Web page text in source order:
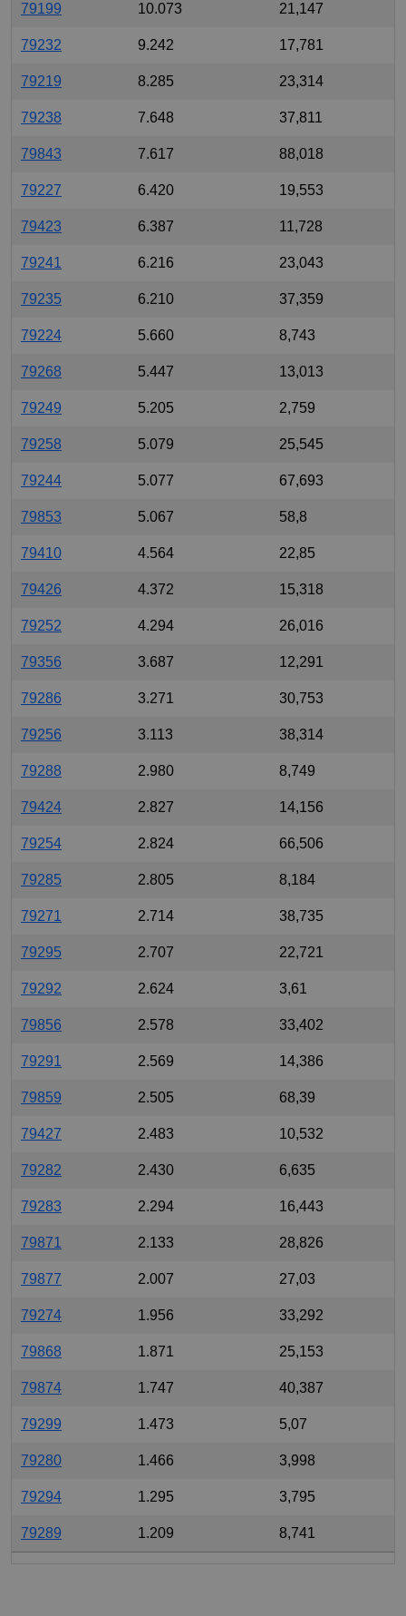
79199 10.073 21,147
79232 9.242 17,781
79219 8.285 23,314
79238 7.648 37,811
79843 7.617 88,018
79227 6.420 19,553
79423 6.387 11,728
79241 6.216 23,043
79235 6.210 37,359
79224 5.660 8,743
79268 5.447 13,013
79249 5.205 2,759
79258 5.079 25,545
79244 5.077 67,693
79853 5.067 58,8
79410 4.564 22,85
79426 4.372 15,318
79252 4.294 26,016
79356 3.687 12,291
79286 3.271 30,753
79256 3.113 38,314
79288 2.980 8,749
79424 2.827 14,156
79254 2.824 66,506
79285 2.805 8,184
79271 2.714 38,735
79295 2.707 22,721
79292 2.624 3,61
79856 2.578 33,402
79291 2.569 14,386
79859 2.505 68,39
79427 2.483 10,532
79282 2.430 6,635
79283 2.294 16,443
79871 2.133 28,826
79877 2.007 27,03
79274 1.956 33,292
79868 1.871 25,153
79874 1.747 40,387
79299 1.473 5,07
79280 1.466 3,998
79294 1.295 3,795
79289 1.209 8,741